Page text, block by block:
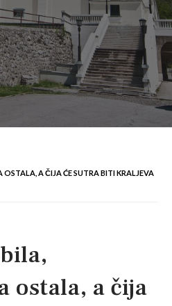
OSTALA, A ČIJA ĆE SUTRA BITI KRALJEVA
ostala, a čija